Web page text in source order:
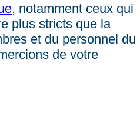
, notamment ceux qui
plus stricts que la
et du personnel du
de votre